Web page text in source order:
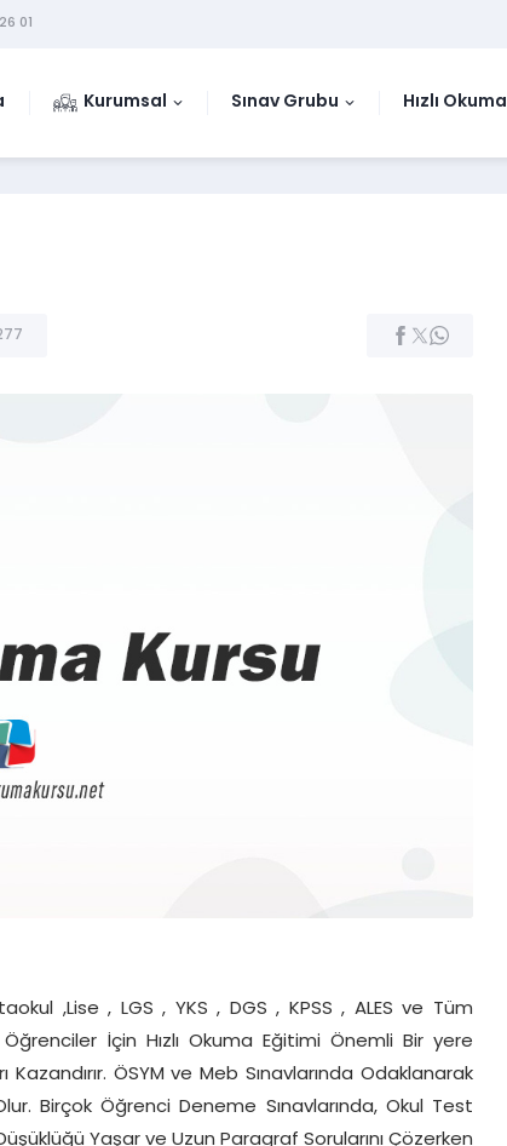
01
Kurumsal Sınav Grubu Hızlı Okuma
,Lise , LGS , YKS , DGS , KPSS , ALES ve Tüm
İçin Hızlı Okuma Eğitimi Önemli Bir yere
ÖSYM ve Meb Sınavlarında Odaklanarak
Birçok Öğrenci Deneme Sınavlarında, Okul Test
Düşüklüğü Yaşar ve Uzun Paragraf Sorularını Çözerken